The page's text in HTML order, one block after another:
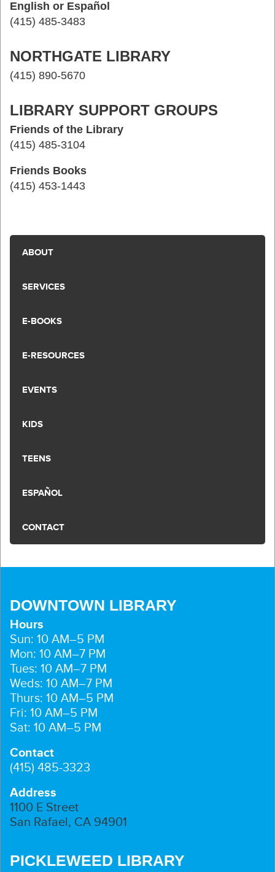
English or Español
(415) 485-3483
NORTHGATE LIBRARY
(415) 890-5670
LIBRARY SUPPORT GROUPS
Friends of the Library
(415) 485-3104
Friends Books
(415) 453-1443
ABOUT
SERVICES
E-BOOKS
E-RESOURCES
EVENTS
KIDS
TEENS
ESPAÑOL
CONTACT
DOWNTOWN LIBRARY
Hours
Sun: 10 AM–5 PM
Mon: 10 AM–7 PM
Tues: 10 AM–7 PM
Weds: 10 AM–7 PM
Thurs: 10 AM–5 PM
Fri: 10 AM–5 PM
Sat: 10 AM–5 PM
Contact
(415) 485-3323
Address
1100 E Street
San Rafael, CA 94901
PICKLEWEED LIBRARY